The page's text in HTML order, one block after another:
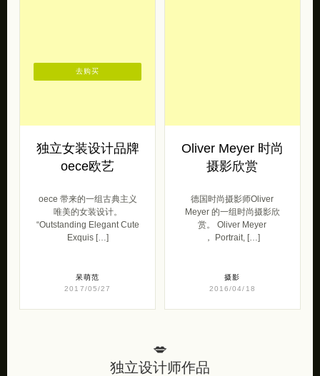
独立女装设计品牌
oece欧艺
oece 带来的一组古典主义
唯美的女装设计。
“Outstanding Elegant Cute
Exquis […]
呆萌范
2017/05/27
去购买
Oliver Meyer 时尚
摄影欣赏
德国时尚摄影师Oliver
Meyer 的一组时尚摄影欣
赏。 Oliver Meyer
， Portrait, […]
摄影
2016/04/18
💋
独立设计师作品